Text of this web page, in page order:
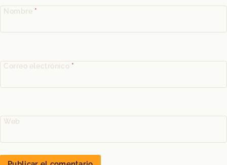
Nombre *
Correo electrónico *
Web